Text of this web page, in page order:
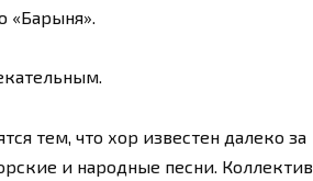
«Барыня».
тем, что хор известен далеко за
и народные песни. Коллектив